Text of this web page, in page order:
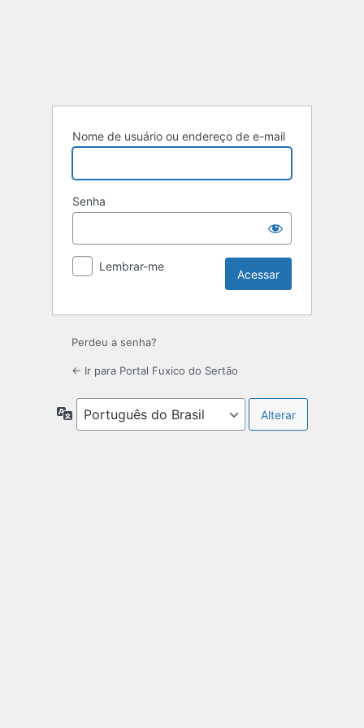
Nome de usuário ou endereço de e-mail
Senha
Lembrar-me
Perdeu a senha?
← Ir para Portal Fuxico do Sertão
Idioma